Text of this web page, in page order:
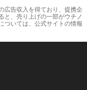
広告収入を得ており、提携企
と、売り上げの一部がウチノ
ついては、公式サイトの情報